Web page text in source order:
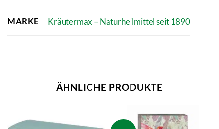
MARKE Kräutermax – Naturheilmittel seit 1890
ÄHNLICHE PRODUKTE